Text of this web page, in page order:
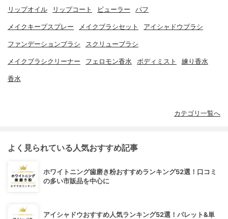
リップオイル リップコート ビューラー パフ
メイクキープスプレー メイクブラシセット アイシャドウブラシ
ファンデーションブラシ スクリューブラシ
メイクブラシクリーナー フェロモン香水 ボディミスト 練り香水
香水
カテゴリ一覧へ
よく見られている人気おすすめ記事
ホワイトニング歯磨き粉おすすめランキング52選！口コミ
の多い市販品を中心に
アイシャドウおすすめ人気ランキング52選！パレット&単